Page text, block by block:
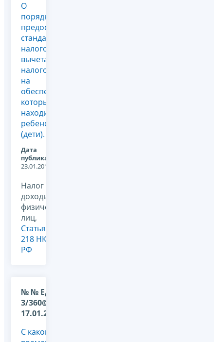
О
порядке
предоставления
стандартного
налогового
вычета
налогоплательщикам,
на
обеспечении
которых
находится
ребенок
(дети).
Дата
публикации:
23.01.2012
Налог на
доходы
физических
лиц,
Статья
218 НК
РФ
№ № ЕД-4-
3/360@ от
17.01.2012
С какого